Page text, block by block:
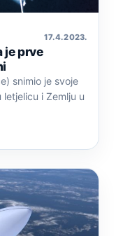
17. 4. 2023.
je prve
snimio je svoje
i Zemlju u